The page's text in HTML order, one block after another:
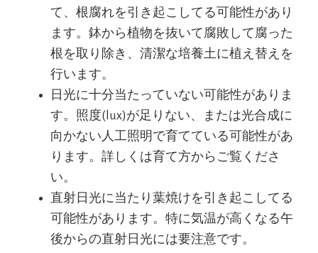
て、根腐れを引き起こしてる可能性があり
ます。鉢から植物を抜いて腐敗して腐った
根を取り除き、清潔な培養土に植え替えを
行います。
日光に十分当たっていない可能性がありま
す。照度(lux)が足りない、または光合成に
向かない人工照明で育てている可能性があ
ります。詳しくは育て方からご覧くださ
い。
直射日光に当たり葉焼けを引き起こしてる
可能性があります。特に気温が高くなる午
後からの直射日光には要注意です。